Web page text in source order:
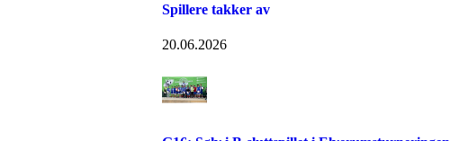
Spillere takker av
20.06.2026